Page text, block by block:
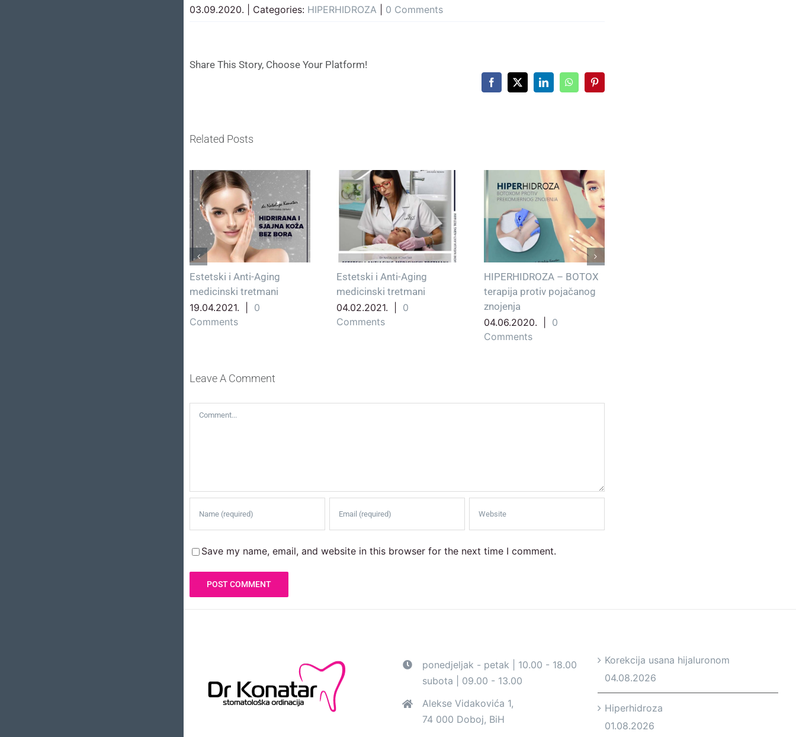
03.09.2020. Categories: HIPERHIDROZA 0 Comments
Share This Story, Choose Your Platform!
Facebook
X LinkedInWhatsAppPinterest
Related Posts
Estetski i Anti-Aging
medicinski tretmani
19.04.2021.
0
Comments
Estetski i Anti-Aging
medicinski tretmani
04.02.2021.
0
Comments
HIPERHIDROZA – BOTOX
terapija protiv pojačanog
znojenja
04.06.2020.
0
Comments
Leave A Comment
Comment
Save my name, email, and website in this browser for the next time I comment.
ponedjeljak - petak | 10.00 - 18.00
subota | 09.00 - 13.00
Alekse Vidakovića 1,
74 000 Doboj, BiH
Korekcija usana hijaluronom
04.08.2026
Hiperhidroza
01.08.2026